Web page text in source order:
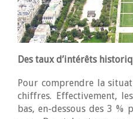
Des taux d’intérêts
Pour comprendre la
chiffres. Effectivement,
bas, en-dessous des 3